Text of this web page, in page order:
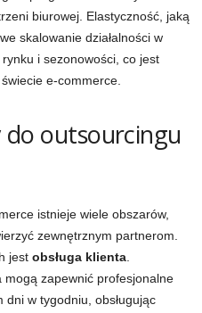
biurowej. Elastyczność, jaką
skalowanie działalności w
i sezonowości, co jest
e-commerce.
do outsourcingu
istnieje wiele obszarów,
zewnętrznym partnerom.
jest obsługa klienta
mogą zapewnić profesjonalne
dni w tygodniu, obsługując